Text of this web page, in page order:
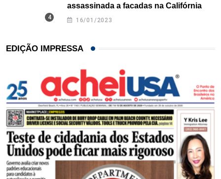
assassinada a facadas na Califórnia
16/01/2023
EDIÇÃO IMPRESSA